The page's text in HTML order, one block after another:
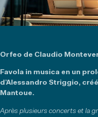
Orfeo de Claudio
Favola in musica en un
d’Alessandro Striggio,
Mantoue.
Après plusieurs concerts et la